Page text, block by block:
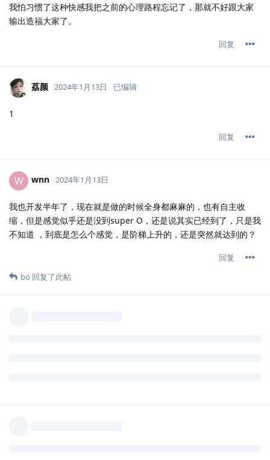
我怕习惯了这种快感我把之前的心理路程忘记了，那就不好跟大家
输出造福大家了。
回复
荔颜 2024年1月13日 已编辑
1
回复
W wnn 2024年1月13日
我也开发半年了，现在就是做的时候全身都麻麻的，也有自主收
缩，但是感觉似乎还是没到super O，还是说其实已经到了，只是我
不知道 ，到底是怎么个感觉，是阶梯上升的，还是突然就达到的？
回复
bo 回复了此帖